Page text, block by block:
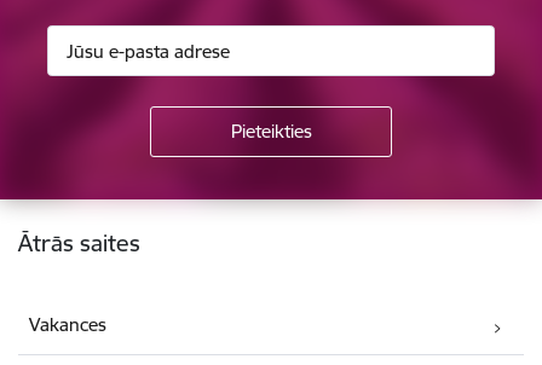
Kājene
Ātrās saites
Vakances